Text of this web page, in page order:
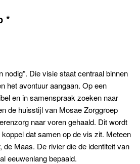
*
nodig”. Die visie staat centraal binnen
het avontuur aangaan. Op een
en in samenspraak zoeken naar
de huisstijl van Mosae Zorggroep
naar voren gehaald. Dit wordt
dat samen op de vis zit. Meteen
de Maas. De rivier die de identiteit van
eeuwenlang bepaald.